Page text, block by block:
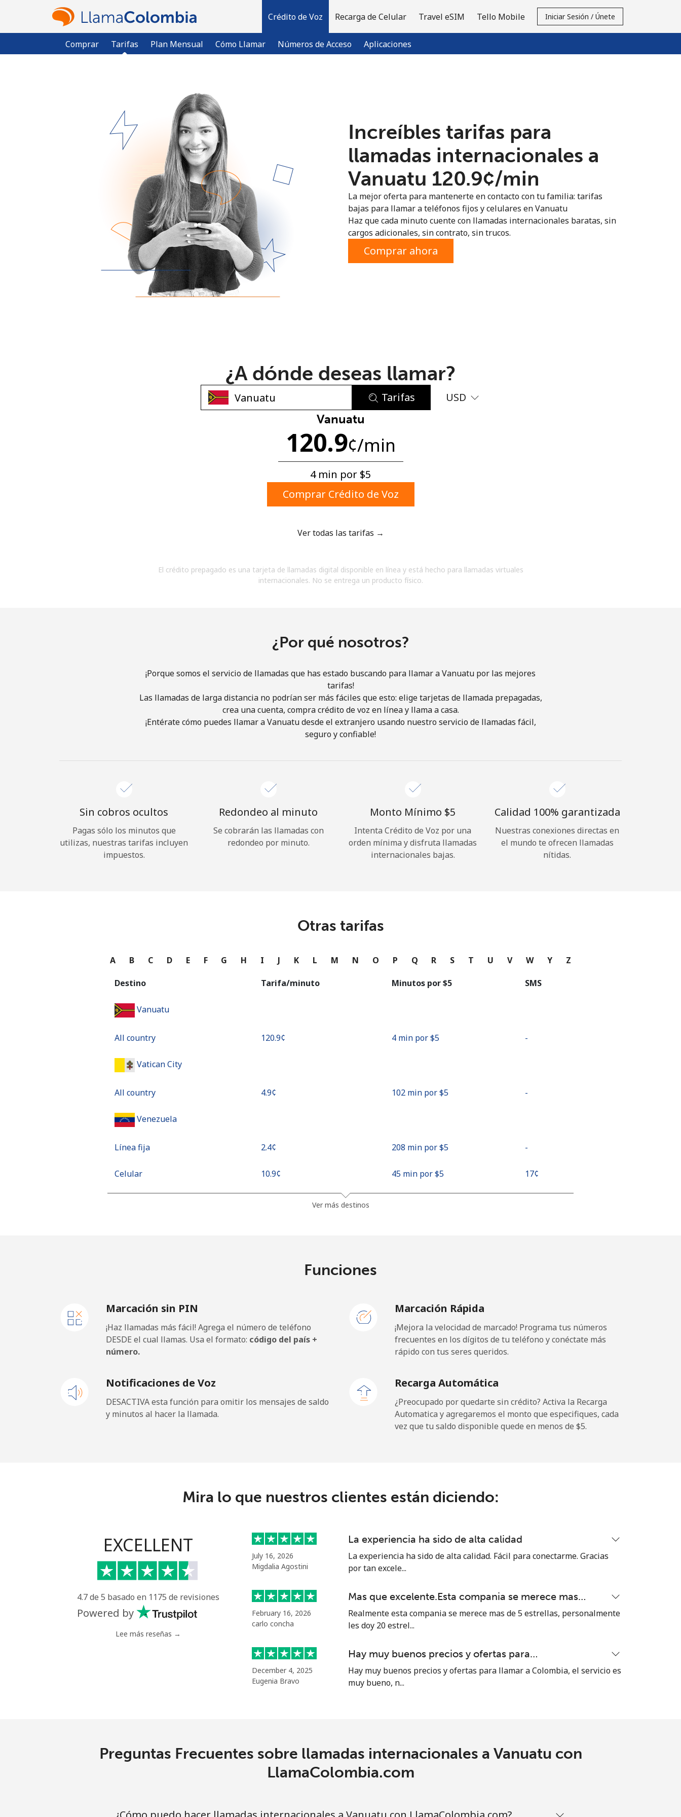
Crédito de Voz
Comprar Tarifas Plan Mensual Cómo Llamar Números de Acceso Aplicaciones
Recarga de Celular Travel eSIM Tello Mobile Iniciar Sesión / Únete
¿Ya tienes una cuenta? Inicia sesión →
Regístrate con
No se ha creado una contraseña
Mínimo 8 caracteres
Una letra mayúscula y una minúscula
Un caracter especial
ofertas.
Únete
¡Hola!
¿Olvidaste tu contraseña? →
Continuar con
Increíbles tarifas para
llamadas internacionales a
Vanuatu ⁦120.9¢⁩/min
La mejor oferta para mantenerte en contacto con tu familia: tarifas
bajas para llamar a teléfonos fijos y celulares en Vanuatu
Haz que cada minuto cuente con llamadas internacionales baratas, sin
cargos adicionales, sin contrato, sin trucos.
Comprar ahora
¿A dónde deseas llamar?
Tarifas USD
Vanuatu
120.9¢/min
4 min por ⁦$5⁩
Comprar Crédito de Voz
Ver todas las tarifas →
El crédito prepagado es una tarjeta de llamadas digital disponible en línea y está hecho para llamadas virtuales
internacionales. No se entrega un producto físico.
¿Por qué nosotros?
¡Porque somos el servicio de llamadas que has estado buscando para llamar a Vanuatu por las mejores
tarifas!
Las llamadas de larga distancia no podrían ser más fáciles que esto: elige tarjetas de llamada prepagadas,
crea una cuenta, compra crédito de voz en línea y llama a casa.
¡Entérate cómo puedes llamar a Vanuatu desde el extranjero usando nuestro servicio de llamadas fácil,
seguro y confiable!
Sin cobros ocultos
Pagas sólo los minutos que
utilizas, nuestras tarifas incluyen
impuestos.
Redondeo al minuto
Se cobrarán las llamadas con
redondeo por minuto.
Monto Mínimo ⁦$5⁩
Intenta Crédito de Voz por una
orden mínima y disfruta llamadas
internacionales bajas.
Calidad 100% garantizada
Nuestras conexiones directas en
el mundo te ofrecen llamadas
nítidas.
Otras tarifas
A B C D E F G H I J K L M N O P Q R S T U V W Y Z
Destino Tarifa/minuto Minutos por ⁦$5⁩ SMS
Vanuatu
All country ⁦120.9¢⁩ 4 min por ⁦$5⁩ -
Vatican City
All country ⁦4.9¢⁩ 102 min por ⁦$5⁩ -
Venezuela
Línea fija ⁦2.4¢⁩ 208 min por ⁦$5⁩ -
Celular ⁦10.9¢⁩ 45 min por ⁦$5⁩ ⁦17¢⁩
Ver más destinos
Funciones
Marcación sin PIN
¡Haz llamadas más fácil! Agrega el número de teléfono
DESDE el cual llamas. Usa el formato: código del país +
número.
Marcación Rápida
¡Mejora la velocidad de marcado! Programa tus números
frecuentes en los dígitos de tu teléfono y conéctate más
rápido con tus seres queridos.
Notificaciones de Voz
DESACTIVA esta función para omitir los mensajes de saldo
y minutos al hacer la llamada.
Recarga Automática
¿Preocupado por quedarte sin crédito? Activa la Recarga
Automatica y agregaremos el monto que especifiques, cada
vez que tu saldo disponible quede en menos de ⁦$5⁩.
Mira lo que nuestros clientes están diciendo:
EXCELLENT
4.7 de 5 basado en 1175 de revisiones
Powered by
Lee más reseñas →
July 16, 2026
Migdalia Agostini
La experiencia ha sido de alta calidad
La experiencia ha sido de alta calidad. Fácil para conectarme. Gracias
por tan excele...
February 16, 2026
carlo concha
Mas que excelente.Esta compania se merece mas…
Realmente esta compania se merece mas de 5 estrellas, personalmente
les doy 20 estrel...
December 4, 2025
Eugenia Bravo
Hay muy buenos precios y ofertas para…
Hay muy buenos precios y ofertas para llamar a Colombia, el servicio es
muy bueno, n...
Preguntas Frecuentes sobre llamadas internacionales a Vanuatu con
LlamaColombia.com